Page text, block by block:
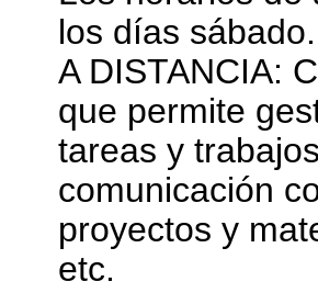
los días sábado.
A DISTANCIA:
que permite
tareas y
comunicación
proyectos y
etc.